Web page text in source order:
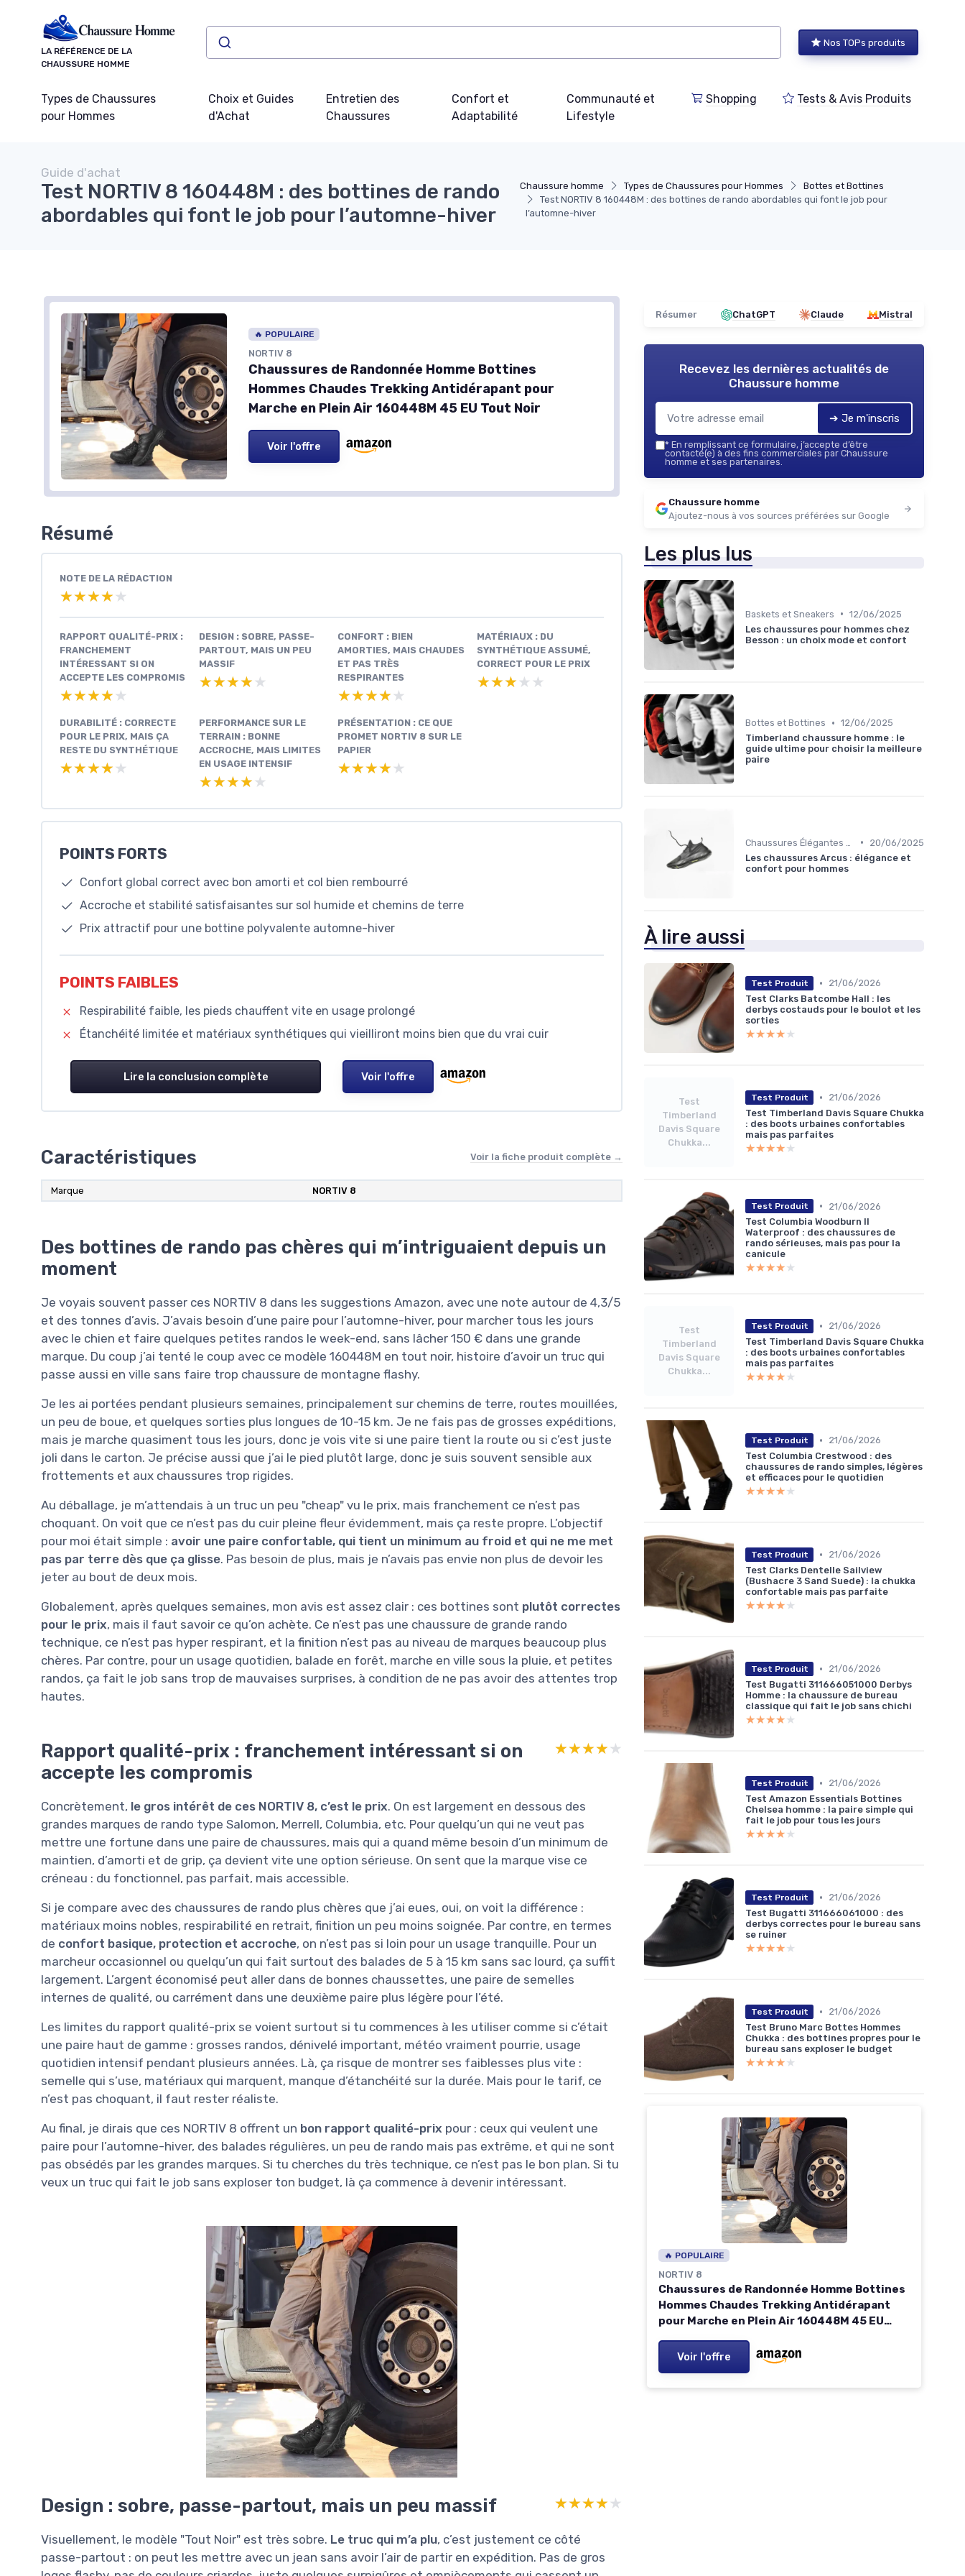
LA RÉFÉRENCE DE LA
CHAUSSURE HOMME
Nos TOPs produits
Types de Chaussures
pour Hommes
Choix et Guides
d'Achat
Entretien des
Chaussures
Confort et
Adaptabilité
Communauté et
Lifestyle
Shopping Tests & Avis Produits
Chaussure homme Types de Chaussures pour Hommes
Bottes et Bottines
Test NORTIV 8 160448M : des bottines de rando abordables qui font le job pour
l’automne-hiver
Guide d'achat
Test NORTIV 8 160448M : des bottines de rando
abordables qui font le job pour l’automne-hiver
🔥 POPULAIRE
NORTIV 8
Chaussures de Randonnée Homme Bottines
Hommes Chaudes Trekking Antidérapant pour
Marche en Plein Air 160448M 45 EU Tout Noir
Voir l'offre
Résumé
NOTE DE LA RÉDACTION
★★★★★
★★★★★
RAPPORT QUALITÉ-PRIX :
FRANCHEMENT
INTÉRESSANT SI ON
ACCEPTE LES COMPROMIS
★★★★★
★★★★★
DESIGN : SOBRE, PASSE-
PARTOUT, MAIS UN PEU
MASSIF
★★★★★
★★★★★
CONFORT : BIEN
AMORTIES, MAIS CHAUDES
ET PAS TRÈS
RESPIRANTES
★★★★★
★★★★★
MATÉRIAUX : DU
SYNTHÉTIQUE ASSUMÉ,
CORRECT POUR LE PRIX
★★★★★
★★★★★
DURABILITÉ : CORRECTE
POUR LE PRIX, MAIS ÇA
RESTE DU SYNTHÉTIQUE
★★★★★
★★★★★
PERFORMANCE SUR LE
TERRAIN : BONNE
ACCROCHE, MAIS LIMITES
EN USAGE INTENSIF
★★★★★
★★★★★
PRÉSENTATION : CE QUE
PROMET NORTIV 8 SUR LE
PAPIER
★★★★★
★★★★★
POINTS FORTS
Confort global correct avec bon amorti et col bien rembourré
Accroche et stabilité satisfaisantes sur sol humide et chemins de terre
Prix attractif pour une bottine polyvalente automne-hiver
POINTS FAIBLES
Respirabilité faible, les pieds chauffent vite en usage prolongé
Étanchéité limitée et matériaux synthétiques qui vieilliront moins bien que du vrai cuir
Lire la conclusion complète Voir l'offre
Caractéristiques Voir la fiche produit complète →
Marque NORTIV 8
Des bottines de rando pas chères qui m’intriguaient depuis un
moment
Je voyais souvent passer ces NORTIV 8 dans les suggestions Amazon, avec une note autour de 4,3/5
et des tonnes d’avis. J’avais besoin d’une paire pour l’automne-hiver, pour marcher tous les jours
avec le chien et faire quelques petites randos le week-end, sans lâcher 150 € dans une grande
marque. Du coup j’ai tenté le coup avec ce modèle 160448M en tout noir, histoire d’avoir un truc qui
passe aussi en ville sans faire trop chaussure de montagne flashy.
Je les ai portées pendant plusieurs semaines, principalement sur chemins de terre, routes mouillées,
un peu de boue, et quelques sorties plus longues de 10-15 km. Je ne fais pas de grosses expéditions,
mais je marche quasiment tous les jours, donc je vois vite si une paire tient la route ou si c’est juste
joli dans le carton. Je précise aussi que j’ai le pied plutôt large, donc je suis souvent sensible aux
frottements et aux chaussures trop rigides.
Au déballage, je m’attendais à un truc un peu "cheap" vu le prix, mais franchement ce n’est pas
choquant. On voit que ce n’est pas du cuir pleine fleur évidemment, mais ça reste propre. L’objectif
pour moi était simple : avoir une paire confortable, qui tient un minimum au froid et qui ne me met
pas par terre dès que ça glisse. Pas besoin de plus, mais je n’avais pas envie non plus de devoir les
jeter au bout de deux mois.
Globalement, après quelques semaines, mon avis est assez clair : ces bottines sont plutôt correctes
pour le prix, mais il faut savoir ce qu’on achète. Ce n’est pas une chaussure de grande rando
technique, ce n’est pas hyper respirant, et la finition n’est pas au niveau de marques beaucoup plus
chères. Par contre, pour un usage quotidien, balade en forêt, marche en ville sous la pluie, et petites
randos, ça fait le job sans trop de mauvaises surprises, à condition de ne pas avoir des attentes trop
hautes.
Rapport qualité-prix : franchement intéressant si on
accepte les compromis
★★★★★
★★★★★
Concrètement, le gros intérêt de ces NORTIV 8, c’est le prix. On est largement en dessous des
grandes marques de rando type Salomon, Merrell, Columbia, etc. Pour quelqu’un qui ne veut pas
mettre une fortune dans une paire de chaussures, mais qui a quand même besoin d’un minimum de
maintien, d’amorti et de grip, ça devient vite une option sérieuse. On sent que la marque vise ce
créneau : du fonctionnel, pas parfait, mais accessible.
Si je compare avec des chaussures de rando plus chères que j’ai eues, oui, on voit la différence :
matériaux moins nobles, respirabilité en retrait, finition un peu moins soignée. Par contre, en termes
de confort basique, protection et accroche, on n’est pas si loin pour un usage tranquille. Pour un
marcheur occasionnel ou quelqu’un qui fait surtout des balades de 5 à 15 km sans sac lourd, ça suffit
largement. L’argent économisé peut aller dans de bonnes chaussettes, une paire de semelles
internes de qualité, ou carrément dans une deuxième paire plus légère pour l’été.
Les limites du rapport qualité-prix se voient surtout si tu commences à les utiliser comme si c’était
une paire haut de gamme : grosses randos, dénivelé important, météo vraiment pourrie, usage
quotidien intensif pendant plusieurs années. Là, ça risque de montrer ses faiblesses plus vite :
semelle qui s’use, matériaux qui marquent, manque d’étanchéité sur la durée. Mais pour le tarif, ce
n’est pas choquant, il faut rester réaliste.
Au final, je dirais que ces NORTIV 8 offrent un bon rapport qualité-prix pour : ceux qui veulent une
paire pour l’automne-hiver, des balades régulières, un peu de rando mais pas extrême, et qui ne sont
pas obsédés par les grandes marques. Si tu cherches du très technique, ce n’est pas le bon plan. Si tu
veux un truc qui fait le job sans exploser ton budget, là ça commence à devenir intéressant.
Design : sobre, passe-partout, mais un peu massif ★★★★★
★★★★★
Visuellement, le modèle "Tout Noir" est très sobre. Le truc qui m’a plu, c’est justement ce côté
passe-partout : on peut les mettre avec un jean sans avoir l’air de partir en expédition. Pas de gros
Résumer ChatGPT Claude Mistral
Recevez les dernières actualités de
Chaussure homme
➔ Je m'inscris
* En remplissant ce formulaire, j’accepte d’être
contacté(e) à des fins commerciales par Chaussure
homme et ses partenaires.
Chaussure homme
Ajoutez-nous à vos sources préférées sur Google
Les plus lus
Baskets et Sneakers • 12/06/2025
Les chaussures pour hommes chez
Besson : un choix mode et confort
Bottes et Bottines • 12/06/2025
Timberland chaussure homme : le
guide ultime pour choisir la meilleure
paire
•
20/06/2025
Les chaussures Arcus : élégance et
confort pour hommes
À lire aussi
Test Produit •
21/06/2026
Test Clarks Batcombe Hall : les
derbys costauds pour le boulot et les
sorties
★★★★★
★★★★★
Test
Timberland
Davis Square
Chukka...
Test Produit •
21/06/2026
Test Timberland Davis Square Chukka
: des boots urbaines confortables
mais pas parfaites
★★★★★
★★★★★
Test Produit •
21/06/2026
Test Columbia Woodburn II
Waterproof : des chaussures de
rando sérieuses, mais pas pour la
canicule
★★★★★
★★★★★
Test
Timberland
Davis Square
Chukka...
Test Produit •
21/06/2026
Test Timberland Davis Square Chukka
: des boots urbaines confortables
mais pas parfaites
★★★★★
★★★★★
Test Produit •
21/06/2026
Test Columbia Crestwood : des
chaussures de rando simples, légères
et efficaces pour le quotidien
★★★★★
★★★★★
Test Produit •
21/06/2026
Test Clarks Dentelle Sailview
(Bushacre 3 Sand Suede) : la chukka
confortable mais pas parfaite
★★★★★
★★★★★
Test Produit •
21/06/2026
Test Bugatti 311666051000 Derbys
Homme : la chaussure de bureau
classique qui fait le job sans chichi
★★★★★
★★★★★
Test Produit •
21/06/2026
Test Amazon Essentials Bottines
Chelsea homme : la paire simple qui
fait le job pour tous les jours
★★★★★
★★★★★
Test Produit •
21/06/2026
Test Bugatti 311666061000 : des
derbys correctes pour le bureau sans
se ruiner
★★★★★
★★★★★
Test Produit •
21/06/2026
Test Bruno Marc Bottes Hommes
Chukka : des bottines propres pour le
bureau sans exploser le budget
★★★★★
★★★★★
🔥 POPULAIRE
NORTIV 8
Chaussures de Randonnée Homme Bottines
Hommes Chaudes Trekking Antidérapant
pour Marche en Plein Air 160448M 45 EU
Voir l'offre